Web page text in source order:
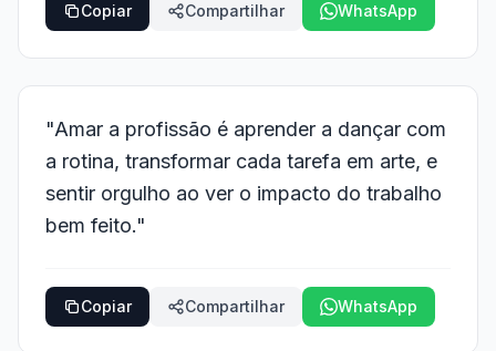
Copiar Compartilhar WhatsApp
"Amar a profissão é aprender a dançar com
a rotina, transformar cada tarefa em arte, e
sentir orgulho ao ver o impacto do trabalho
bem feito."
Copiar Compartilhar WhatsApp